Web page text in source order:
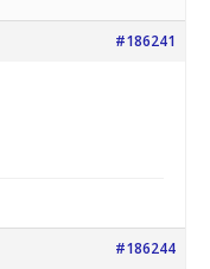
#186241
#186244